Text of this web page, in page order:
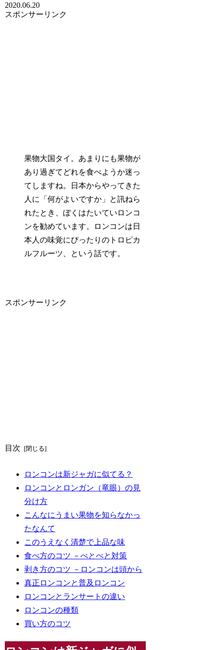
2020.06.20
スポンサーリンク
果物大国タイ。あまりにも果物が
あり過ぎてどれを食べようか迷っ
てしますね。日本からやってきた
人に「何がよいですか」と訊ねら
れたとき、ぼくはたいていロンコ
ンを勧めています。ロンコンは日
本人の味覚にぴったりのトロピカ
ルフルーツ、という話です。
スポンサーリンク
目次
ロンコンは新ジャガに似てる？
ロンコンとロンガン（竜眼）の見
分け方
こんなにうまい果物を知らなかっ
たなんて
このうえなく清楚で上品な味
食べ方のコツ －べとべと対策
剥き方のコツ －ロンコンは頭から
真正ロンコンと普及ロンコン
ロンコンとランサートの違い
ロンコンの種類
買い方のコツ